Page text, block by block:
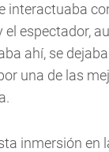
interactuaba
el espectador,
ahí, se
una de las
inmersión en